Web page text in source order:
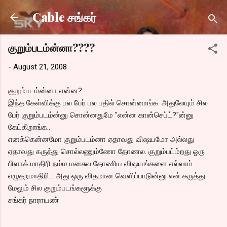
Skip to main content
Cable சங்கர்
குறும்படம்ன்னா????
- August 21, 2008
குறும்படம்ன்னா என்ன?
இந்த கேள்விக்கு பல பேர் பல பதில் சொன்னாங்க. அதுலேயும் சில
பேர் குறும்படம்ன்னு சொன்னதுமே "என்ன கான்செப்ட்?"ன்னு
கேட்கிறாங்க..
எனக்கென்னமோ குறும்படம்னா ஏதாவது விஷயமோ அல்லது
ஏதாவது கருத்து சொல்லணும்ணோ தோணல. குறும்பட்ம்றது ஓரு
பிளாக் மாதிரி நம்ம மனசுல தோணிய விஷயங்களை எல்லாம்
எழுதறமாதிரி... அது ஒரு விதமான வெளிப்பாடுன்னு என் கருத்து.
மேலும் சில குறும்படங்களூக்கு
சங்கர் நாராயண்